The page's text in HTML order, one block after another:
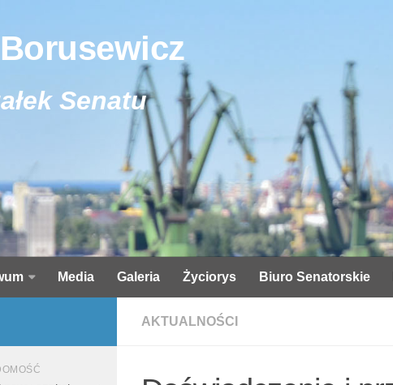
Senatu
Media Galeria Życiorys Biuro Senatorskie
AKTUALNOŚCI